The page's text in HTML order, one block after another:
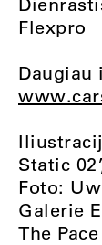
Flexpro
Daugiau
Static
Foto:
Galerie
The